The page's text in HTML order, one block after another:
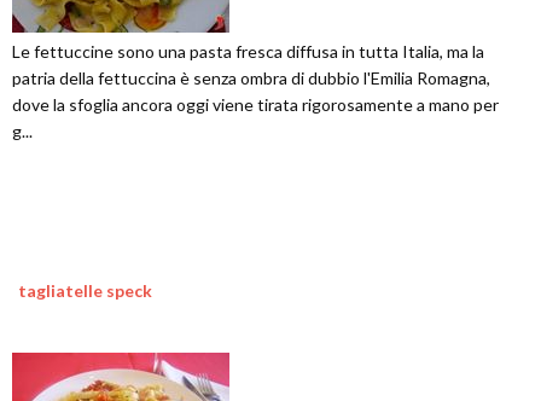
Le fettuccine sono una pasta fresca diffusa in tutta Italia, ma la
patria della fettuccina è senza ombra di dubbio l'Emilia Romagna,
dove la sfoglia ancora oggi viene tirata rigorosamente a mano per
g...
tagliatelle speck